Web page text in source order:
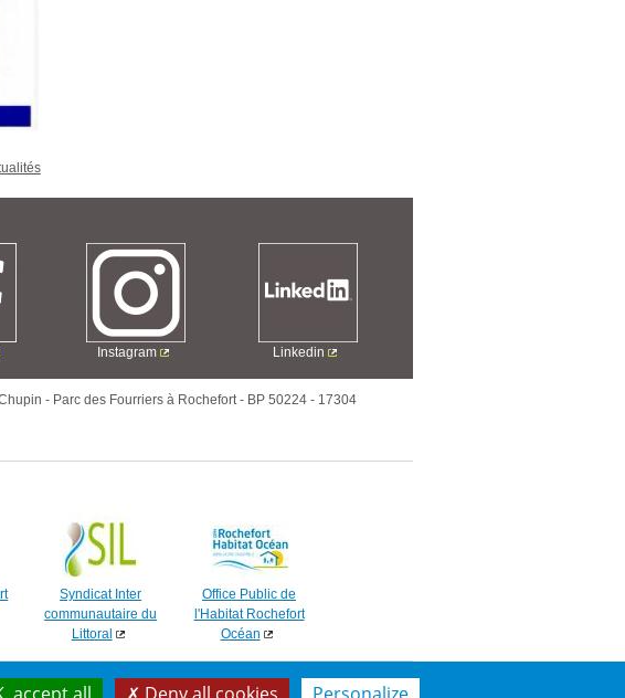
Instagram Linkedin
- Parc des Fourriers à Rochefort - BP 50224 - 17304
Syndicat Inter
communautaire du
Littoral
Office Public de
l'Habitat Rochefort
Océan